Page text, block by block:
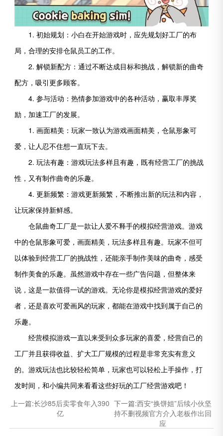
1. 初始规划：小白在开始游戏时，应先规划好工厂的布
局，合理的安排仓鼠员工的工作。
2. 解锁新配方：通过不断达成目标和挑战，解锁新的曲奇
配方，吸引更多顾客。
4. 参与活动：热情参加游戏中的各种活动，赢取丰厚奖
励，加速工厂的发展。
1. 画面精美：玩家一致认为游戏画面精美，仓鼠形象可
爱，让人忍不住想一直玩下去。
2. 玩法有趣：游戏玩法多样且有趣，既有经营工厂的挑战
性，又有制作曲奇的乐趣。
4. 更新频繁：游戏更新频繁，不断推出新的玩法和内容，
让玩家保持新鲜感。
仓鼠曲奇工厂是一款让人爱不释手的模拟经营游戏。游戏
中的仓鼠形象可爱，画面精美，玩法多样且有趣。玩家不但可
以体验到经营工厂的挑战性，还能亲手制作美味的曲奇，感受
制作美食的乐趣。虽然游戏中存在一些广告问题，但整体来
说，这是一款值得一试的游戏。无论你是模拟经营游戏的爱好
者，还是喜欢可爱画风的玩家，都能在游戏中找到属于自己的
乐趣。
经营模拟游戏一直以来受到众多玩家的喜爱，经营自己的
工厂并且获得收益、扩大工厂规模的过程是非常充实有意义
的。游戏玩法也比较轻松简单，玩家也可以轻松上手操作，打
发时间，和小编共同来看看这些好玩的工厂经营游戏吧！
上一篇:长沙85后卖零食年入390
亿
下一篇:西安“换饼姐”后续小伙坚
持不删视频官方介入老板作出回
应